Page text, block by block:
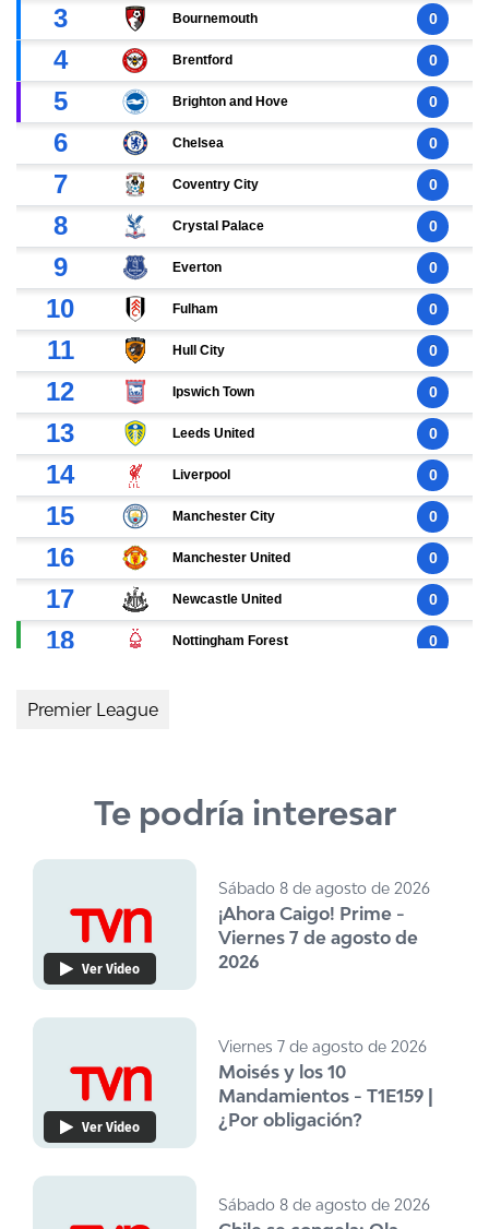
Premier League
Te podría interesar
Ver Video
Sábado 8 de agosto de 2026
¡Ahora Caigo! Prime -
Viernes 7 de agosto de
2026
Ver Video
Viernes 7 de agosto de 2026
Moisés y los 10
Mandamientos - T1E159 |
¿Por obligación?
Sábado 8 de agosto de 2026